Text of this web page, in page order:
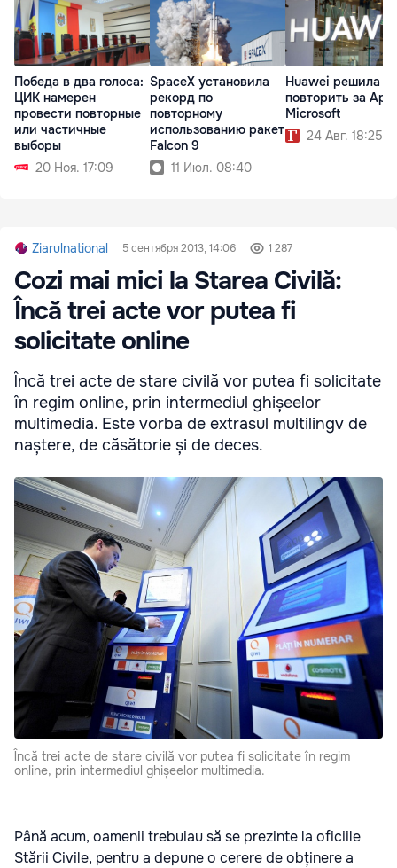
Победа в два голоса:
ЦИК намерен
провести повторные
или частичные
выборы
20 Ноя. 17:09
SpaceX установила
рекорд по
повторному
использованию ракет
Falcon 9
11 Июл. 08:40
Huawei решила
повторить за
Microsoft
24 Авг. 18:25
Ziarulnational 5 сентября 2013, 14:06 1 287
Cozi mai mici la Starea Civilă:
Încă trei acte vor putea fi
solicitate online
Încă trei acte de stare civilă vor putea fi solicitate
în regim online, prin intermediul ghișeelor
multimedia. Este vorba de extrasul multilingv de
naștere, de căsătorie și de deces.
Încă trei acte de stare civilă vor putea fi solicitate în regim
online, prin intermediul ghișeelor multimedia.
Până acum, oamenii trebuiau să se prezinte la oficiile
Stării Civile, pentru a depune o cerere de obținere a